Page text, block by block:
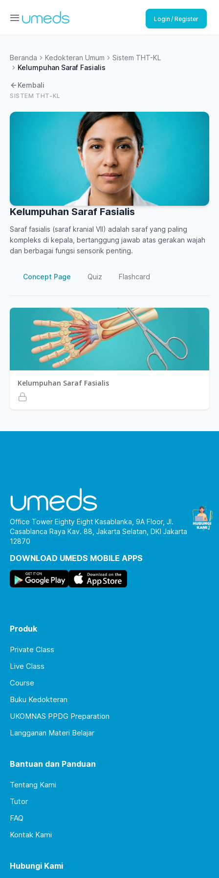
Login / Register
Beranda Kedokteran Umum
Sistem THT-KL
Kelumpuhan Saraf Fasialis
SISTEM THT-KL
Kembali
Kelumpuhan Saraf Fasialis
Saraf fasialis (saraf kranial VII) adalah saraf yang paling
kompleks di kepala, bertanggung jawab atas gerakan wajah
dan berbagai fungsi sensorik penting.
Concept Page Quiz Flashcard
Kelumpuhan Saraf Fasialis
Office Tower Eighty Eight Kasablanka, 9A Floor, Jl.
Casablanca Raya Kav. 88, Jakarta Selatan, DKI Jakarta
12870
DOWNLOAD UMEDS MOBILE APPS
Produk
Private Class
Live Class
Course
Buku Kedokteran
UKOMNAS PPDG Preparation
Langganan Materi Belajar
Bantuan dan Panduan
Tentang Kami
Tutor
FAQ
Kontak Kami
Hubungi Kami